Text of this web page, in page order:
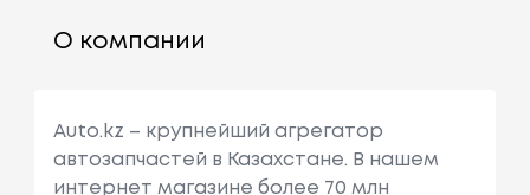
О компании
Auto.kz – крупнейший агрегатор
автозапчастей в Казахстане. В нашем
интернет магазине более 70 млн